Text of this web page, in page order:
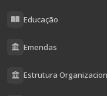
Educação
Emendas
Estrutura